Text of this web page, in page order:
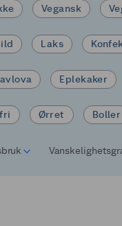
Vegansk
Laks
Eplekaker
Ørret Boller